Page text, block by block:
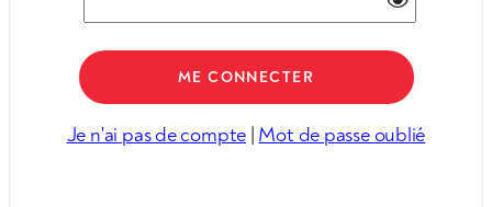
Je n'ai pas de compte | Mot de passe oublié